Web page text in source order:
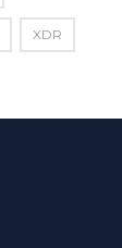
XDR